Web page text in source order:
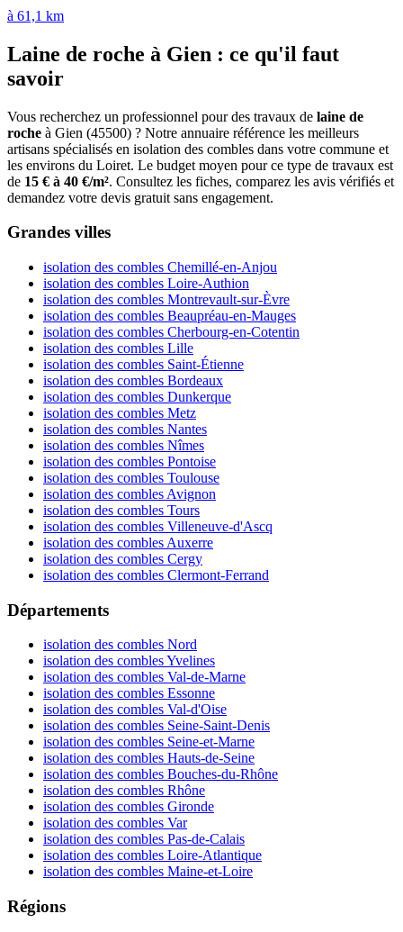
à 61,1 km
Laine de roche à Gien : ce qu'il faut
savoir
Vous recherchez un professionnel pour des travaux de laine de
roche à Gien (45500) ? Notre annuaire référence les meilleurs
artisans spécialisés en isolation des combles dans votre commune et
les environs du Loiret. Le budget moyen pour ce type de travaux est
de 15 € à 40 €/m². Consultez les fiches, comparez les avis vérifiés et
demandez votre devis gratuit sans engagement.
Grandes villes
isolation des combles Chemillé-en-Anjou
isolation des combles Loire-Authion
isolation des combles Montrevault-sur-Èvre
isolation des combles Beaupréau-en-Mauges
isolation des combles Cherbourg-en-Cotentin
isolation des combles Lille
isolation des combles Saint-Étienne
isolation des combles Bordeaux
isolation des combles Dunkerque
isolation des combles Metz
isolation des combles Nantes
isolation des combles Nîmes
isolation des combles Pontoise
isolation des combles Toulouse
isolation des combles Avignon
isolation des combles Tours
isolation des combles Villeneuve-d'Ascq
isolation des combles Auxerre
isolation des combles Cergy
isolation des combles Clermont-Ferrand
Départements
isolation des combles Nord
isolation des combles Yvelines
isolation des combles Val-de-Marne
isolation des combles Essonne
isolation des combles Val-d'Oise
isolation des combles Seine-Saint-Denis
isolation des combles Seine-et-Marne
isolation des combles Hauts-de-Seine
isolation des combles Bouches-du-Rhône
isolation des combles Rhône
isolation des combles Gironde
isolation des combles Var
isolation des combles Pas-de-Calais
isolation des combles Loire-Atlantique
isolation des combles Maine-et-Loire
Régions